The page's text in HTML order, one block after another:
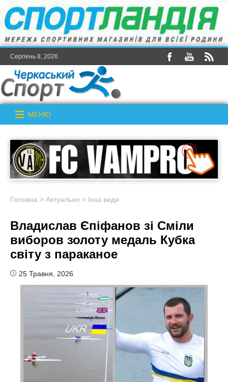
Серпень 8, 2026
МЕНЮ
Головна > Актуально > Інші види
Владислав Єпіфанов зі Сміли
виборов золоту медаль Кубка
світу з параканое
25 Травня, 2026